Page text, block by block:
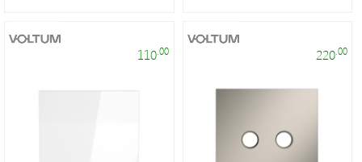
110.00 220.00